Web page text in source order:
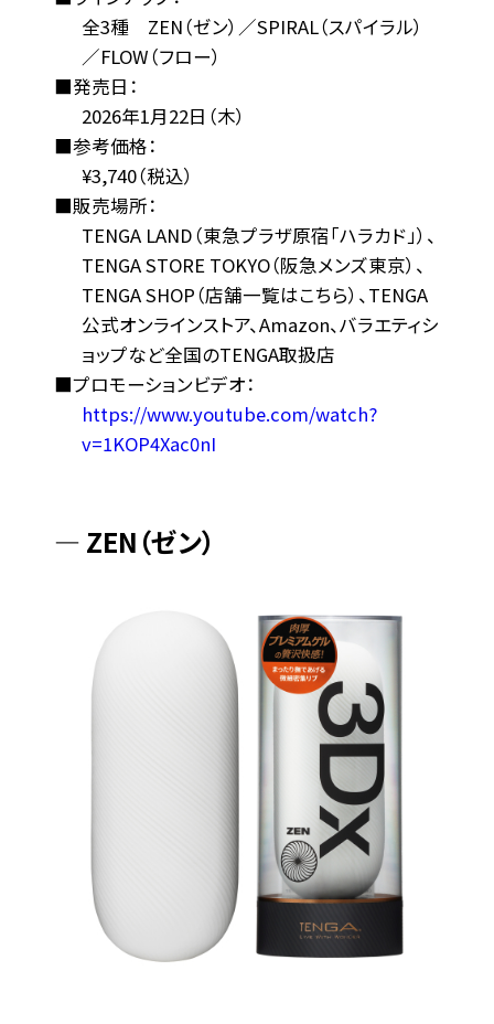
全3種 ZEN（ゼン）／SPIRAL（スパイラル）
／FLOW（フロー）
■発売日：
2026年1月22日（木）
■参考価格：
¥3,740（税込）
■販売場所：
TENGA LAND（東急プラザ原宿「ハラカド」）、
TENGA STORE TOKYO（阪急メンズ東京）、
TENGA SHOP（店舗一覧はこちら）、TENGA
公式オンラインストア、Amazon、バラエティシ
ョップなど全国のTENGA取扱店
■プロモーションビデオ：
https://www.youtube.com/watch?
v=1KOP4Xac0nI
― ZEN（ゼン）